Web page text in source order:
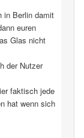
in Berlin damit
euren
Glas nicht
der Nutzer
faktisch jede
hat wenn sich